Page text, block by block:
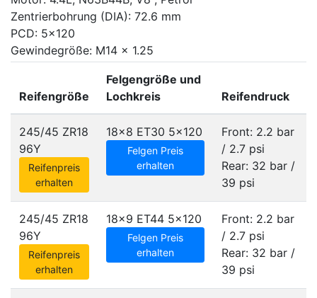
Zentrierbohrung (DIA): 72.6 mm
PCD: 5x120
Gewindegröße: M14 x 1.25
Reifengröße
Felgengröße und
Lochkreis
Reifendruck
245/45 ZR18
96Y
Reifenpreis
erhalten
18x8 ET30 5x120
Felgen Preis
erhalten
Front: 2.2 bar
/ 2.7 psi
Rear: 32 bar /
39 psi
245/45 ZR18
96Y
Reifenpreis
erhalten
18x9 ET44 5x120
Felgen Preis
erhalten
Front: 2.2 bar
/ 2.7 psi
Rear: 32 bar /
39 psi